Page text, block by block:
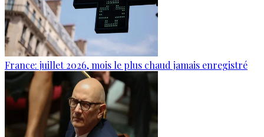
France: juillet 2026, mois le plus chaud jamais enregistré